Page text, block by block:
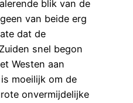
blik van de
van beide erg
dat de
snel begon
Westen aan
moeilijk om de
onvermijdelijke